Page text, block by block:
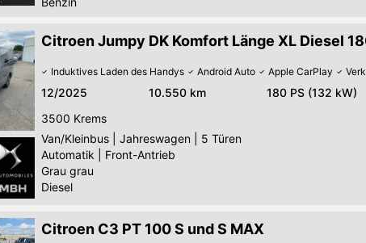
Citroen Jumpy DK Komfort Länge XL Diesel
Induktives Laden des Handys Android Auto Apple CarPlay
12/2025 10.550 km 180 PS (132 kW)
3500 Krems
Van/Kleinbus
Jahreswagen
5 Türen
Automatik
Front-Antrieb
Grau grau
Diesel
Citroen C3 PT 100 S und S MAX